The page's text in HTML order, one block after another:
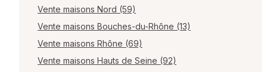
Vente maisons Nord (59)
Vente maisons Bouches-du-Rhône (13)
Vente maisons Rhône (69)
Vente maisons Hauts de Seine (92)